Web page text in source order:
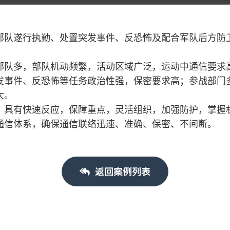
遂行执勤、处置突发事件、反恐怖及配合军队后方
多，部队机动频繁，活动区域广泛，运动中通信要
件、反恐怖等任务政治性强，保密要求高；参战部
有快速反应，保障重点，灵活组织，加强防护，掌
体系，确保通信联络迅速、准确、保密、不间断。
返回案例列表